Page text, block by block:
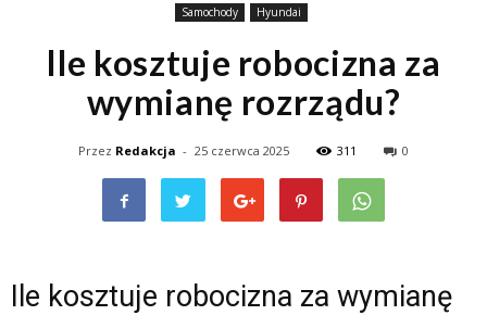
Samochody Hyundai
Ile kosztuje robocizna za
wymianę rozrządu?
Przez Redakcja - 25 czerwca 2025 311 0
Ile kosztuje robocizna za wymianę